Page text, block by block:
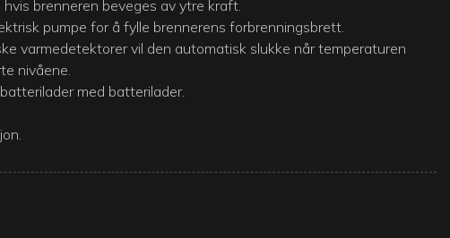
brenneren beveges av ytre kraft.
pumpe for å fylle brennerens forbrenningsbrett.
varmedetektorer vil den automatisk slukke når temperaturen
nivåene.
med batterilader.